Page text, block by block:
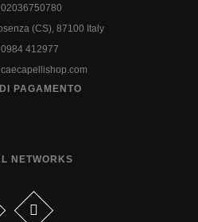
02036750780
(CS), 87100 Italy
412977
PAGAMENTO
NETWORKS